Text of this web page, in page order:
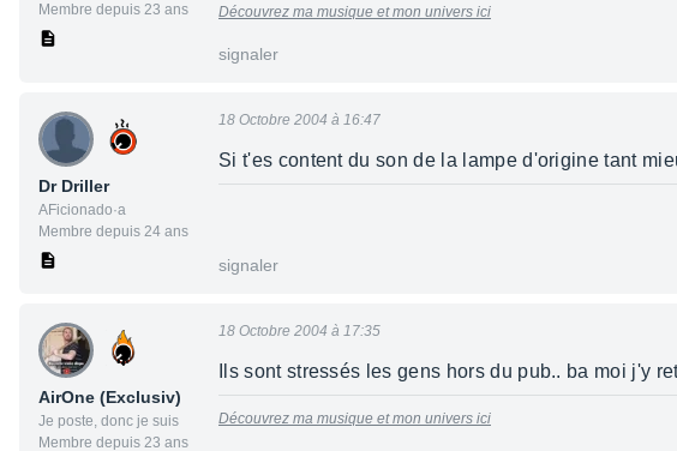
Membre depuis 23 ans
Découvrez ma musique et mon univers ici
signaler
Dr Driller
AFicionado·a
Membre depuis 24 ans
18 Octobre 2004 à 16:47
Si t'es content du son de la lampe d'origine tant
signaler
AirOne (Exclusiv)
Je poste, donc je suis
Membre depuis 23 ans
18 Octobre 2004 à 17:35
Ils sont stressés les gens hors du pub.. ba moi j'y
Découvrez ma musique et mon univers ici